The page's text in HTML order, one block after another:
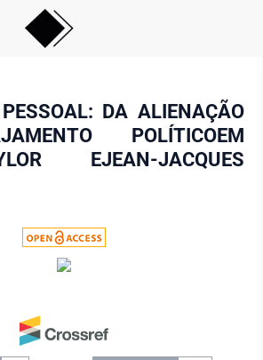
DA ALIENAÇÃO
POLÍTICOEM
EJEAN-JACQUES